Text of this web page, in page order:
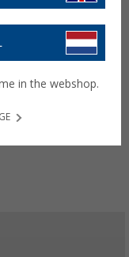
in the webshop.